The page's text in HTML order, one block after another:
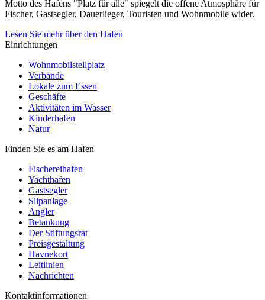
Motto des Hafens "Platz für alle" spiegelt die offene Atmosphäre für
Fischer, Gastsegler, Dauerlieger, Touristen und Wohnmobile wider.
Lesen Sie mehr über den Hafen
Einrichtungen
Wohnmobilstellplatz
Verbände
Lokale zum Essen
Geschäfte
Aktivitäten im Wasser
Kinderhafen
Natur
Finden Sie es am Hafen
Fischereihafen
Yachthafen
Gastsegler
Slipanlage
Angler
Betankung
Der Stiftungsrat
Preisgestaltung
Havnekort
Leitlinien
Nachrichten
Kontaktinformationen